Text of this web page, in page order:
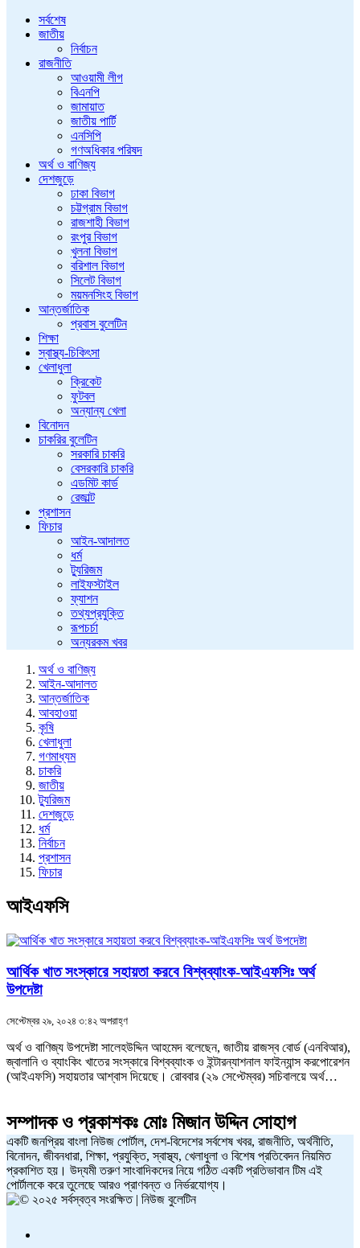
সর্বশেষ
জাতীয়
নির্বাচন
রাজনীতি
আওয়ামী লীগ
বিএনপি
জামায়াত
জাতীয় পার্টি
এনসিপি
গণঅধিকার পরিষদ
অর্থ ও বাণিজ্য
দেশজুড়ে
ঢাকা বিভাগ
চট্টগ্রাম বিভাগ
রাজশাহী বিভাগ
রংপুর বিভাগ
খুলনা বিভাগ
বরিশাল বিভাগ
সিলেট বিভাগ
ময়মনসিংহ বিভাগ
আন্তর্জাতিক
প্রবাস বুলেটিন
শিক্ষা
স্বাস্থ্য-চিকিৎসা
খেলাধুলা
ক্রিকেট
ফুটবল
অন্যান্য খেলা
বিনোদন
চাকরির বুলেটিন
সরকারি চাকরি
বেসরকারি চাকরি
এডমিট কার্ড
রেজাল্ট
প্রশাসন
ফিচার
আইন-আদালত
ধর্ম
ট্যুরিজম
লাইফস্টাইল
ফ্যাশন
তথ্যপ্রযুক্তি
রূপচর্চা
অন্যরকম খবর
অর্থ ও বাণিজ্য
আইন-আদালত
আন্তর্জাতিক
আবহাওয়া
কৃষি
খেলাধুলা
গণমাধ্যম
চাকরি
জাতীয়
ট্যুরিজম
দেশজুড়ে
ধর্ম
নির্বাচন
প্রশাসন
ফিচার
আইএফসি
আর্থিক খাত সংস্কারে সহায়তা করবে বিশ্বব্যাংক-আইএফসিঃ অর্থ
উপদেষ্টা
সেপ্টেম্বর ২৯, ২০২৪ ৩:৪২ অপরাহ্ণ
অর্থ ও বাণিজ্য উপদেষ্টা সালেহউদ্দিন আহমেদ বলেছেন, জাতীয় রাজস্ব বোর্ড (এনবিআর),
জ্বালানি ও ব্যাংকিং খাতের সংস্কারে বিশ্বব্যাংক ও ইন্টারন্যাশনাল ফাইন্যান্স করপোরেশন
(আইএফসি) সহায়তার আশ্বাস দিয়েছে। রোববার (২৯ সেপ্টেম্বর) সচিবালয়ে অর্থ…
সম্পাদক ও প্রকাশকঃ মোঃ মিজান উদ্দিন সোহাগ
একটি জনপ্রিয় বাংলা নিউজ পোর্টাল, দেশ-বিদেশের সর্বশেষ খবর, রাজনীতি, অর্থনীতি,
বিনোদন, জীবনধারা, শিক্ষা, প্রযুক্তি, স্বাস্থ্য, খেলাধুলা ও বিশেষ প্রতিবেদন নিয়মিত
প্রকাশিত হয়। উদ্যমী তরুণ সাংবাদিকদের নিয়ে গঠিত একটি প্রতিভাবান টিম এই
পোর্টালকে করে তুলেছে আরও প্রাণবন্ত ও নির্ভরযোগ্য।